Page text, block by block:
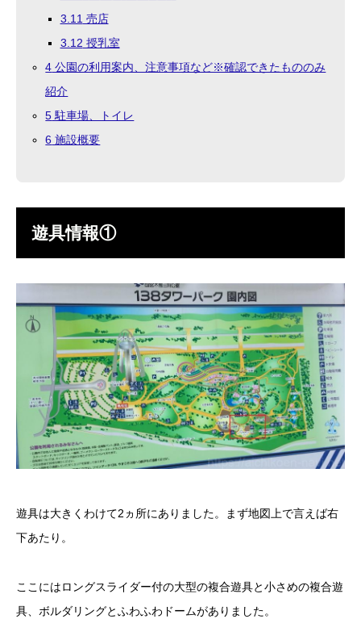
3.11 売店
3.12 授乳室
4 公園の利用案内、注意事項など※確認できたもののみ
紹介
5 駐車場、トイレ
6 施設概要
遊具情報①
遊具は大きくわけて2ヵ所にありました。まず地図上で言えば右
下あたり。
ここにはロングスライダー付の大型の複合遊具と小さめの複合遊
具、ボルダリングとふわふわドームがありました。